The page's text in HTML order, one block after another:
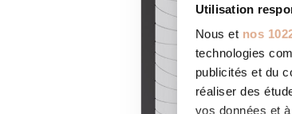
Utilisation
Nous et nos
technologies
publicités et du
réaliser des
vos données et